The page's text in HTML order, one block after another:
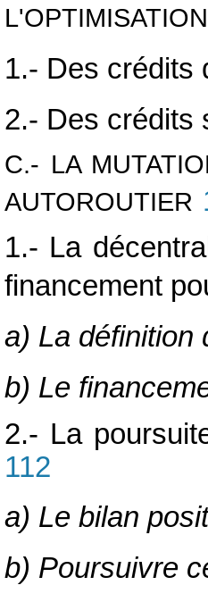
1.- Des crédits
2.- Des crédits
C.- LA
AUTOROUTIER
1.- La
financement
a) La définition
b) Le
2.- La
112
a) Le bilan
b) Poursuivre